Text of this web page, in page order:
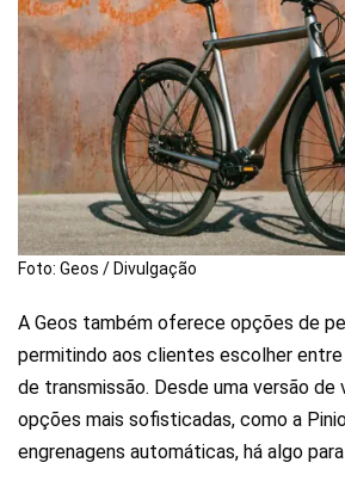
Foto: Geos / Divulgação
A Geos também oferece opções de
permitindo aos clientes escolher
de transmissão. Desde uma versão
opções mais sofisticadas, como a
engrenagens automáticas, há algo